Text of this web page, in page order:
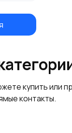
купить или
контакты.